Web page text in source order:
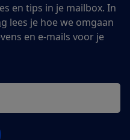
en tips in je mailbox. In
lees je hoe we omgaan
en e-mails voor je